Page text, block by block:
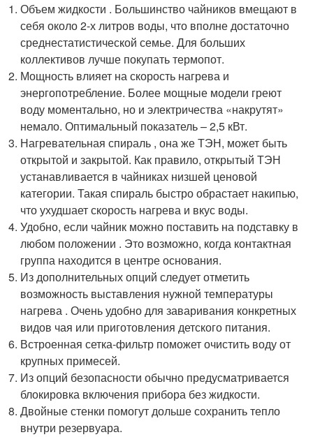
Объем жидкости . Большинство чайников вмещают в
себя около 2-х литров воды, что вполне достаточно
среднестатистической семье. Для больших
коллективов лучше покупать термопот.
Мощность влияет на скорость нагрева и
энергопотребление. Более мощные модели греют
воду моментально, но и электричества «накрутят»
немало. Оптимальный показатель – 2,5 кВт.
Нагревательная спираль , она же ТЭН, может быть
открытой и закрытой. Как правило, открытый ТЭН
устанавливается в чайниках низшей ценовой
категории. Такая спираль быстро обрастает накипью,
что ухудшает скорость нагрева и вкус воды.
Удобно, если чайник можно поставить на подставку в
любом положении . Это возможно, когда контактная
группа находится в центре основания.
Из дополнительных опций следует отметить
возможность выставления нужной температуры
нагрева . Очень удобно для заваривания конкретных
видов чая или приготовления детского питания.
Встроенная сетка-фильтр поможет очистить воду от
крупных примесей.
Из опций безопасности обычно предусматривается
блокировка включения прибора без жидкости.
Двойные стенки помогут дольше сохранить тепло
внутри резервуара.